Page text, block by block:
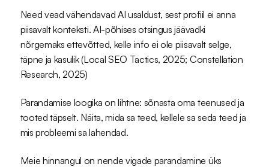
Need vead vähendavad AI usaldust, sest profiil ei anna
piisavalt konteksti. AI-põhises otsingus jäävadki
nõrgemaks ettevõtted, kelle info ei ole piisavalt selge,
täpne ja kasulik (Local SEO Tactics, 2025; Constellation
Research, 2025)
Parandamise loogika on lihtne: sõnasta oma teenused ja
tooted täpselt. Näita, mida sa teed, kellele sa seda teed ja
mis probleemi sa lahendad.
Meie hinnangul on nende vigade parandamine üks